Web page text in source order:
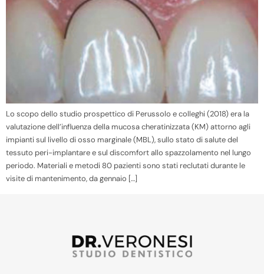
Lo scopo dello studio prospettico di Perussolo e colleghi (2018) era la
valutazione dell’influenza della mucosa cheratinizzata (KM) attorno agli
impianti sul livello di osso marginale (MBL), sullo stato di salute del
tessuto peri-implantare e sul discomfort allo spazzolamento nel lungo
periodo. Materiali e metodi 80 pazienti sono stati reclutati durante le
visite di mantenimento, da gennaio […]